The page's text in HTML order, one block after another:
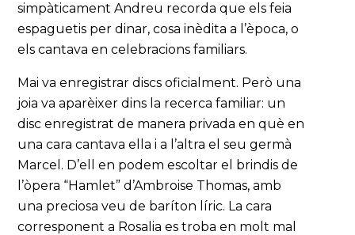
simpàticament Andreu recorda que els feia
espaguetis per dinar, cosa inèdita a l’època, o
els cantava en celebracions familiars.
Mai va enregistrar discs oficialment. Però una
joia va aparèixer dins la recerca familiar: un
disc enregistrat de manera privada en què en
una cara cantava ella i a l’altra el seu germà
Marcel. D’ell en podem escoltar el brindis de
l’òpera “Hamlet” d’Ambroise Thomas, amb
una preciosa veu de baríton líric. La cara
corresponent a Rosalia es troba en molt mal